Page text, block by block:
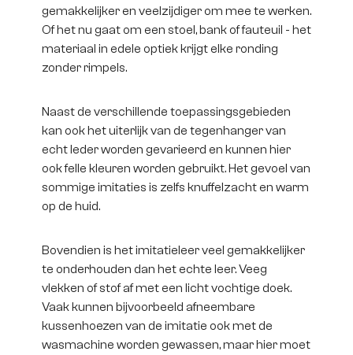
gemakkelijker en veelzijdiger om mee te werken.
Of het nu gaat om een stoel, bank of fauteuil - het
materiaal in edele optiek krijgt elke ronding
zonder rimpels.
Naast de verschillende toepassingsgebieden
kan ook het uiterlijk van de tegenhanger van
echt leder worden gevarieerd en kunnen hier
ook felle kleuren worden gebruikt. Het gevoel van
sommige imitaties is zelfs knuffelzacht en warm
op de huid.
Bovendien is het imitatieleer veel gemakkelijker
te onderhouden dan het echte leer. Veeg
vlekken of stof af met een licht vochtige doek.
Vaak kunnen bijvoorbeeld afneembare
kussenhoezen van de imitatie ook met de
wasmachine worden gewassen, maar hier moet